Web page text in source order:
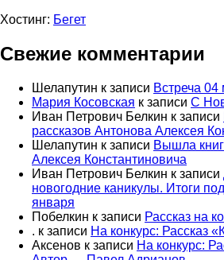
Хостинг: Бегет
Свежие комментарии
Шелапутин к записи Встреча 04
Мария Косовская к записи С
Иван Петрович Белкин к записи
рассказов Антонова Алексея
Шелапутин к записи Вышла
Алексея Константиновича
Иван Петрович Белкин к записи
новогодние каникулы. Итоги
января
Побелкин к записи Рассказ на
. к записи На конкурс: Рассказ
Аксенов к записи На конкурс: